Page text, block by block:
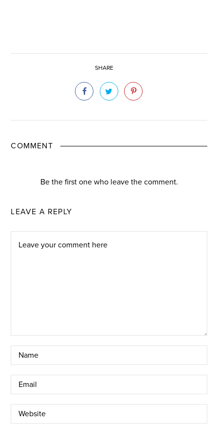
SHARE
COMMENT
Be the first one who leave the comment.
LEAVE A REPLY